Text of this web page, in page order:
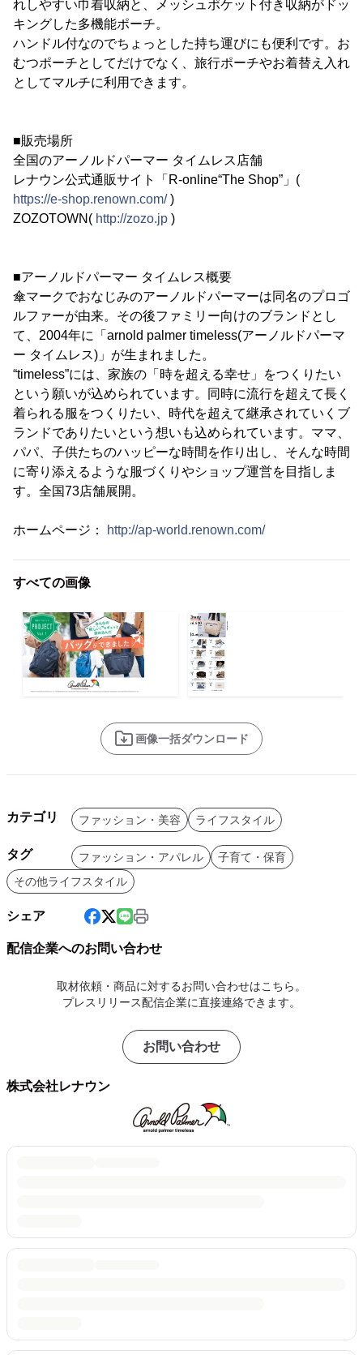
れしやすい巾着収納と、メッシュポケット付き収納がドッ
キングした多機能ポーチ。
ハンドル付なのでちょっとした持ち運びにも便利です。お
むつポーチとしてだけでなく、旅行ポーチやお着替え入れ
としてマルチに利用できます。
■販売場所
全国のアーノルドパーマー タイムレス店舗
レナウン公式通販サイト「R-online“The Shop”」(
https://e-shop.renown.com/)
ZOZOTOWN( http://zozo.jp )
■アーノルドパーマー タイムレス概要
傘マークでおなじみのアーノルドパーマーは同名のプロゴ
ルファーが由来。その後ファミリー向けのブランドとし
て、2004年に「arnold palmer timeless(アーノルドパーマ
ー タイムレス)」が生まれました。
“timeless”には、家族の「時を超える幸せ」をつくりたい
という願いが込められています。同時に流行を超えて長く
着られる服をつくりたい、時代を超えて継承されていくブ
ランドでありたいという想いも込められています。ママ、
パパ、子供たちのハッピーな時間を作り出し、そんな時間
に寄り添えるような服づくりやショップ運営を目指しま
す。全国73店舗展開。
ホームページ： http://ap-world.renown.com/
すべての画像
画像一括ダウンロード
カテゴリ ファッション・美容 ライフスタイル
タグ ファッション・アパレル
子育て・保育
その他ライフスタイル
シェア
配信企業へのお問い合わせ
取材依頼・商品に対するお問い合わせはこちら。
プレスリリース配信企業に直接連絡できます。
お問い合わせ
株式会社レナウン